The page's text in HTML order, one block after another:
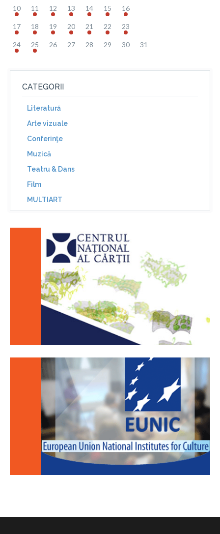
10 11 12 13 14 15 16
17 18 19 20 21 22 23
24 25 26 27 28 29 30 31
CATEGORII
Literatură
Arte vizuale
Conferinţe
Muzică
Teatru & Dans
Film
MULTIART